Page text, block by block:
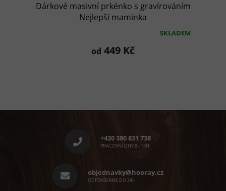
Dárkové masivní prkénko s gravírováním
Nejlepší maminka
SKLADEM
od 449 Kč
+420 380 831 738
PRACOVNÍ DNY 8 - 15H
objednavky@hooray.cz
ODPOVÍDÁME DO 24H